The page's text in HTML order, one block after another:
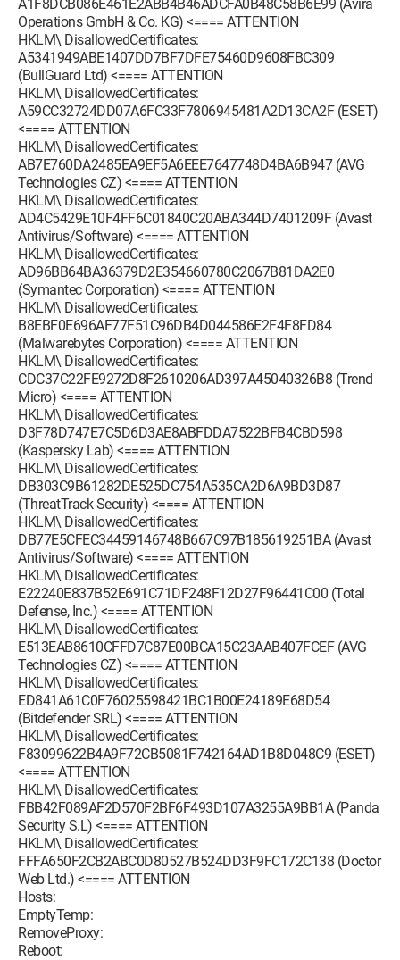
A1F8DCB086E461E2ABB4B46ADCFA0B48C58B6E99 (Avira
Operations GmbH & Co. KG) <==== ATTENTION
HKLM\ DisallowedCertificates:
A5341949ABE1407DD7BF7DFE75460D9608FBC309
(BullGuard Ltd) <==== ATTENTION
HKLM\ DisallowedCertificates:
A59CC32724DD07A6FC33F7806945481A2D13CA2F (ESET)
<==== ATTENTION
HKLM\ DisallowedCertificates:
AB7E760DA2485EA9EF5A6EEE7647748D4BA6B947 (AVG
Technologies CZ) <==== ATTENTION
HKLM\ DisallowedCertificates:
AD4C5429E10F4FF6C01840C20ABA344D7401209F (Avast
Antivirus/Software) <==== ATTENTION
HKLM\ DisallowedCertificates:
AD96BB64BA36379D2E354660780C2067B81DA2E0
(Symantec Corporation) <==== ATTENTION
HKLM\ DisallowedCertificates:
B8EBF0E696AF77F51C96DB4D044586E2F4F8FD84
(Malwarebytes Corporation) <==== ATTENTION
HKLM\ DisallowedCertificates:
CDC37C22FE9272D8F2610206AD397A45040326B8 (Trend
Micro) <==== ATTENTION
HKLM\ DisallowedCertificates:
D3F78D747E7C5D6D3AE8ABFDDA7522BFB4CBD598
(Kaspersky Lab) <==== ATTENTION
HKLM\ DisallowedCertificates:
DB303C9B61282DE525DC754A535CA2D6A9BD3D87
(ThreatTrack Security) <==== ATTENTION
HKLM\ DisallowedCertificates:
DB77E5CFEC34459146748B667C97B185619251BA (Avast
Antivirus/Software) <==== ATTENTION
HKLM\ DisallowedCertificates:
E22240E837B52E691C71DF248F12D27F96441C00 (Total
Defense, Inc.) <==== ATTENTION
HKLM\ DisallowedCertificates:
E513EAB8610CFFD7C87E00BCA15C23AAB407FCEF (AVG
Technologies CZ) <==== ATTENTION
HKLM\ DisallowedCertificates:
ED841A61C0F76025598421BC1B00E24189E68D54
(Bitdefender SRL) <==== ATTENTION
HKLM\ DisallowedCertificates:
F83099622B4A9F72CB5081F742164AD1B8D048C9 (ESET)
<==== ATTENTION
HKLM\ DisallowedCertificates:
FBB42F089AF2D570F2BF6F493D107A3255A9BB1A (Panda
Security S.L) <==== ATTENTION
HKLM\ DisallowedCertificates:
FFFA650F2CB2ABC0D80527B524DD3F9FC172C138 (Doctor
Web Ltd.) <==== ATTENTION
Hosts:
EmptyTemp:
RemoveProxy:
Reboot: